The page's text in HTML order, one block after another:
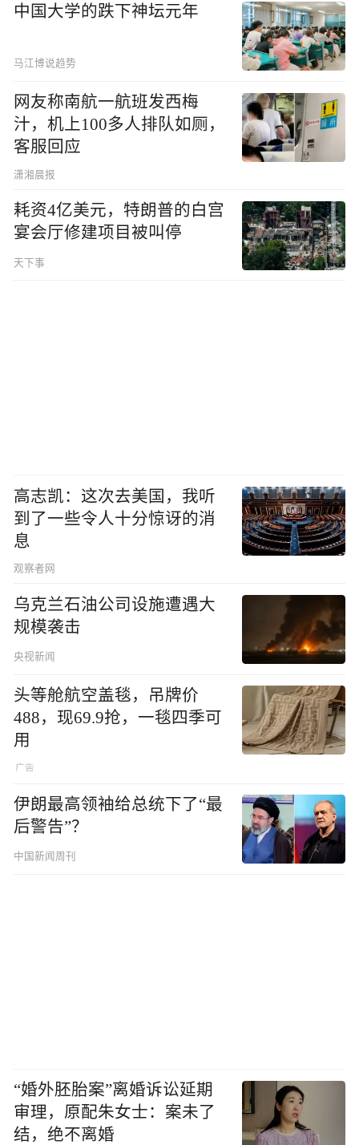
中国大学的跌下神坛元年
马江博说趋势
网友称南航一航班发西梅
汁，机上100多人排队如厕，
客服回应
潇湘晨报
耗资4亿美元，特朗普的白宫
宴会厅修建项目被叫停
天下事
高志凯：这次去美国，我听
到了一些令人十分惊讶的消
息
观察者网
乌克兰石油公司设施遭遇大
规模袭击
央视新闻
头等舱航空盖毯，吊牌价
488，现69.9抢，一毯四季可
用
伊朗最高领袖给总统下了“最
后警告”？
中国新闻周刊
“婚外胚胎案”离婚诉讼延期
审理，原配朱女士：案未了
结，绝不离婚